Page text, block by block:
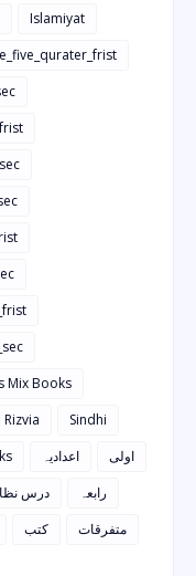
Islamiyat
Mix Books
Sindhi
اعدادیہ
اولی
درس
رابعہ
کتب
متفرقات